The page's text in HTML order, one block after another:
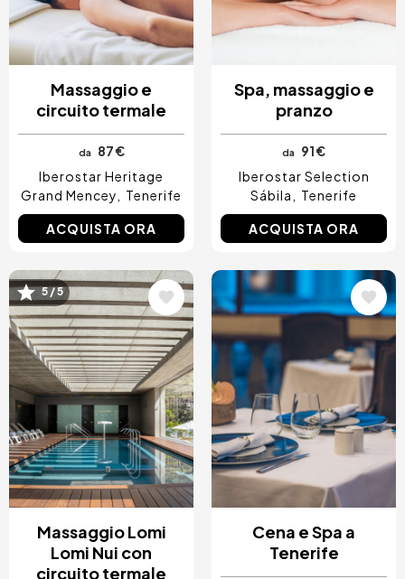
Massaggio e
circuito termale
da
87 €
Iberostar Heritage
Grand Mencey
Tenerife
ACQUISTA ORA
Spa, massaggio e
pranzo
da
91 €
Iberostar Selection
Sábila
Tenerife
ACQUISTA ORA
Immagine
5 / 5
Massaggio Lomi
Lomi Nui con
circuito termale
Immagine
Cena e Spa a
Tenerife